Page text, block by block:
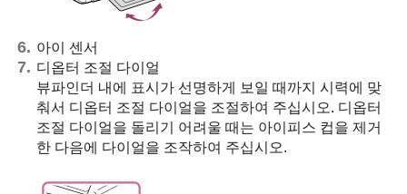
아이 센서
디옵터 조절 다이얼
뷰파인더 내에 표시가 선명하게 보일 때까지 시력에 맞
춰서 디옵터 조절 다이얼을 조절하여 주십시오. 디옵터
조절 다이얼을 돌리기 어려울 때는 아이피스 컵을 제거
한 다음에 다이얼을 조작하여 주십시오.